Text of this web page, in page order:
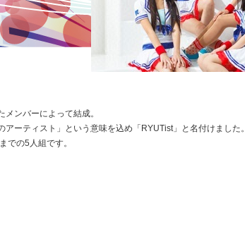
ンバーによって結成。
ーティスト」という意味を込め「RYUTist」と名付けました。
での5人組です。